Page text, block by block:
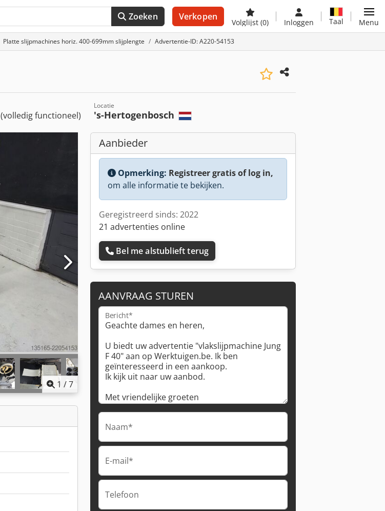
Zoeken Verkopen
Volglijst (0) Inloggen Taal Menu
Platte slijpmachines horiz. 400-699mm slijplengte Advertentie-ID: A220-54153
(volledig functioneel)
Locatie
's-Hertogenbosch
1 /7
Aanbieder
Opmerking: Registreer gratis of log in,
om alle informatie te bekijken.
Geregistreerd sinds: 2022
21 advertenties online
Bel me alstublieft terug
AANVRAAG STUREN
Bericht*
Naam*
E-mail*
Telefoon